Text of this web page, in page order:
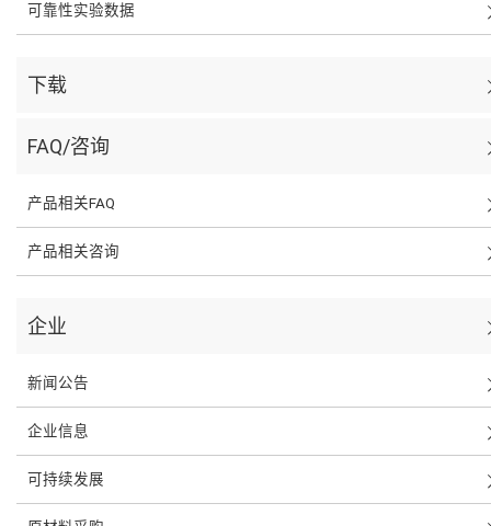
可靠性实验数据
下载
FAQ/咨询
产品相关FAQ
产品相关咨询
企业
新闻公告
企业信息
可持续发展